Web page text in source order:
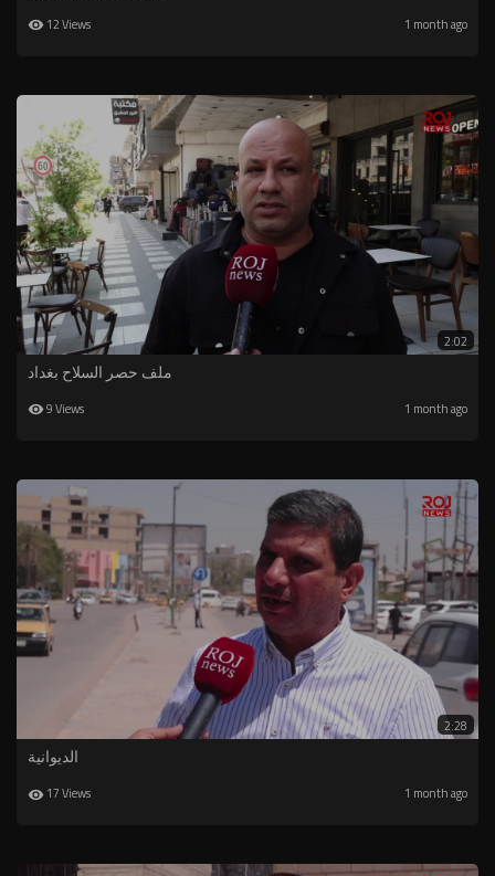
12 Views 1 month ago
2:02
ملف حصر السلاح بغداد
9 Views 1 month ago
2:28
الديوانية
17 Views 1 month ago